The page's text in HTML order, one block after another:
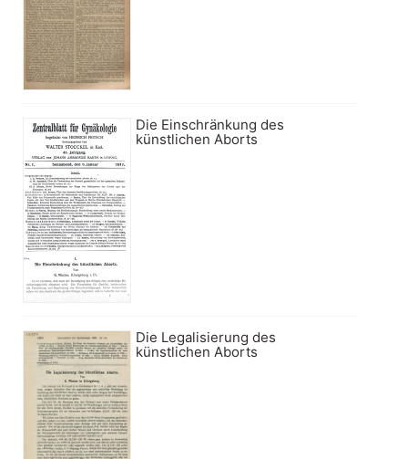
Die Einschränkung des
künstlichen Aborts
Die Legalisierung des
künstlichen Aborts